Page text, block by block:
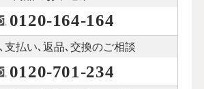
0120-164-164
支払い､ 返品､交換のご相談
0120-701-234